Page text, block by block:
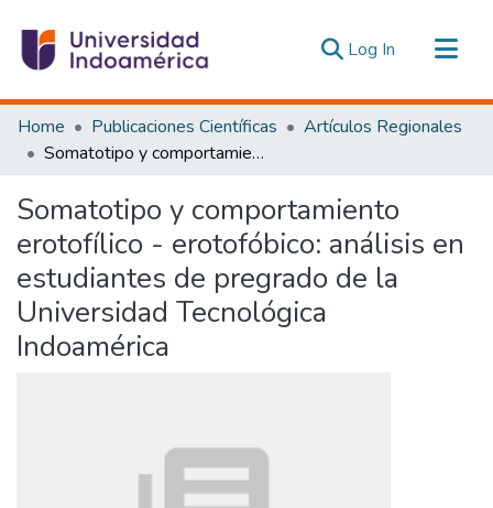
Log In (current)
Communities & Collections
All of DSpace
Estadísticas Externas
Home Publicaciones Científicas
Artículos Regionales
Somatotipo y comportamiento erotofílico - erotofóbico: análisis en estudiantes de pregrado de la Universidad Tecnológica Indoamérica
Somatotipo y comportamiento
erotofílico - erotofóbico: análisis en
estudiantes de pregrado de la
Universidad Tecnológica
Indoamérica